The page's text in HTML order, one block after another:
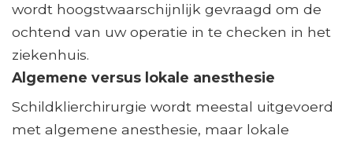
wordt hoogstwaarschijnlijk gevraagd om de
ochtend van uw operatie in te checken in het
ziekenhuis.
Algemene versus lokale anesthesie
Schildklierchirurgie wordt meestal uitgevoerd
met algemene anesthesie, maar lokale